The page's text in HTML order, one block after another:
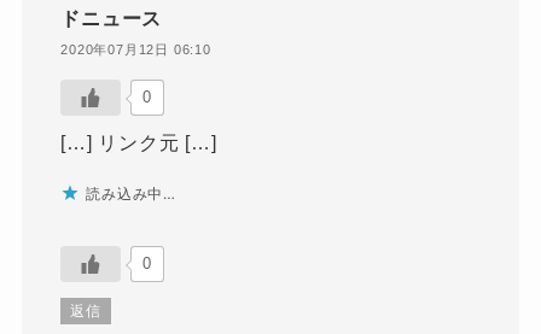
ドニュース
2020年07月12日 06:10
0
[…] リンク元 […]
読み込み中…
0
返信